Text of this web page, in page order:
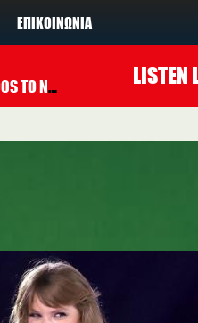
ΕΠΙΚΟΙΝΩΝΊΑ
KISS MUSIC NON STOP, ΜΕ 55 ΛΕΠΤΑ 90S TO NOW ΚΑΘΕ ΩΡΑ
22:00 -
LISTEN